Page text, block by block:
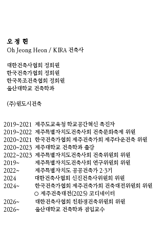
오 정 헌​
Oh Jeong Heon / KIRA​ 건축사
대한건축사협회 정회원
한국건축가협회 정회원
한국목조건축협회 정회원
울산대학교 건축학과
(주)원도시건축
​2019~2021 제주도교육청 학교공간혁신 촉진자
2019~2022 제주특별자치도건축사회 건축문화축제 위원
2020~2021 한국건축가협회 제주건축가회 제주다운건축 위원
2020~2023 제주대학교 건축학과 출강
2022~2023 제주특별자치도건축사회 건축위원회 위원
2019~ 제주특별자치도건축사회 ​연구위원회 위원
2022~ 제주특별자치도 공공건축가 2·3기
2024 대한건축사협회 신진건축사위원회 위원
2024~ 한국건축가협회 제주건축가회 건축대전위원회 위원
○ 제주건축대전(2025) 코디네이터
2026~ 대한건축사협회 친환경건축위원회 위원
2026~ 울산대학교 건축학과 겸임교수